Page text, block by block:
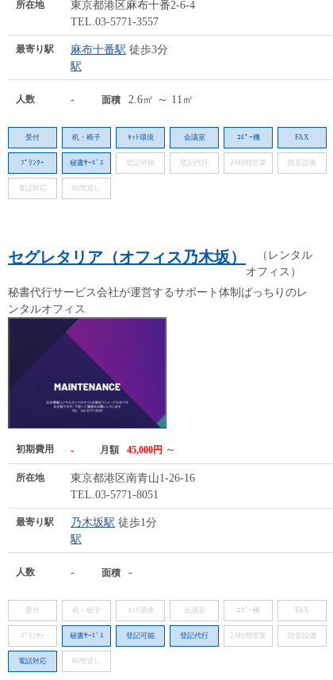
所在地
東京都港区麻布十番2-6-4
TEL.03-5771-3557
最寄り駅 麻布十番駅 徒歩3分
駅
人数 - 面積 2.6㎡ ～ 11㎡
受付 机・椅子 ﾈｯﾄ環境 会議室 ｺﾋﾟｰ機 FAX
ﾌﾟﾘﾝﾀｰ 秘書ｻｰﾋﾞｽ 登記可能 登記代行 24時間営業 防音設備
電話対応 時間貸し
セグレタリア（オフィス乃木坂）
（レンタル
オフィス）
秘書代行サービス会社が運営するサポート体制ばっちりのレ
ンタルオフィス
初期費用 - 月額 45,000円 ～
所在地
東京都港区南青山1-26-16
TEL.03-5771-8051
最寄り駅 乃木坂駅 徒歩1分
駅
人数 - 面積 -
受付 机・椅子 ﾈｯﾄ環境 会議室 ｺﾋﾟｰ機 FAX
ﾌﾟﾘﾝﾀｰ 秘書ｻｰﾋﾞｽ 登記可能 登記代行 24時間営業 防音設備
電話対応 時間貸し